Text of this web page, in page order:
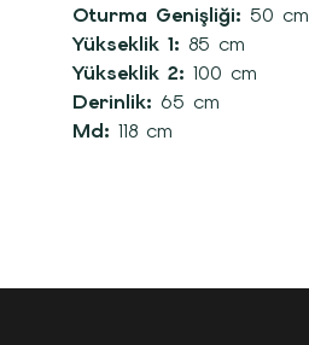
Oturma Genişliği: 50 cm
Yükseklik 1: 85 cm
Yükseklik 2: 100 cm
Derinlik: 65 cm
Md: 118 cm